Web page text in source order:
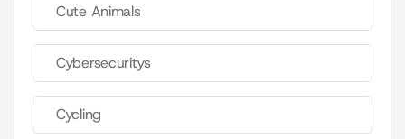
Cute Animals
Cybersecuritys
Cycling